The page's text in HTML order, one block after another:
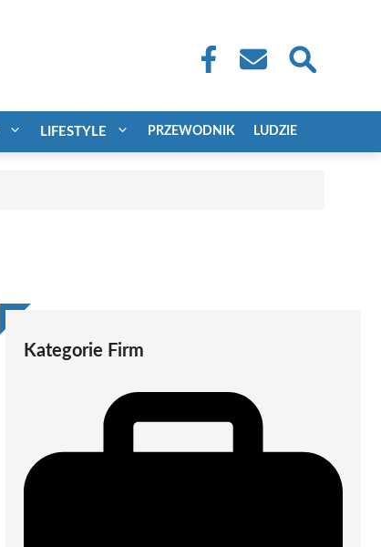
LIFESTYLE PRZEWODNIK LUDZIE
Kategorie Firm